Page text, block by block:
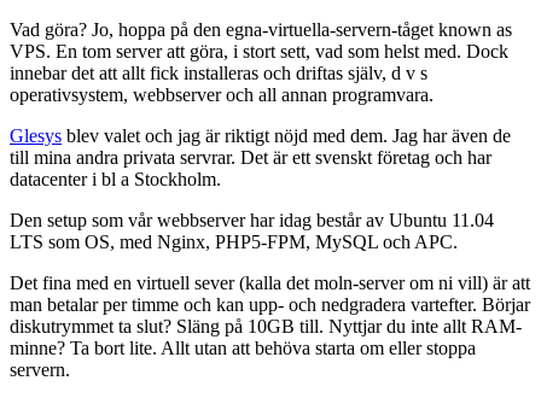
Vad göra? Jo, hoppa på den egna-virtuella-servern-tåget known as
VPS. En tom server att göra, i stort sett, vad som helst med. Dock
innebar det att allt fick installeras och driftas själv, d v s
operativsystem, webbserver och all annan programvara.
Glesys blev valet och jag är riktigt nöjd med dem. Jag har även de
till mina andra privata servrar. Det är ett svenskt företag och har
datacenter i bl a Stockholm.
Den setup som vår webbserver har idag består av Ubuntu 11.04
LTS som OS, med Nginx, PHP5-FPM, MySQL och APC.
Det fina med en virtuell sever (kalla det moln-server om ni vill) är att
man betalar per timme och kan upp- och nedgradera vartefter. Börjar
diskutrymmet ta slut? Släng på 10GB till. Nyttjar du inte allt RAM-
minne? Ta bort lite. Allt utan att behöva starta om eller stoppa
servern.